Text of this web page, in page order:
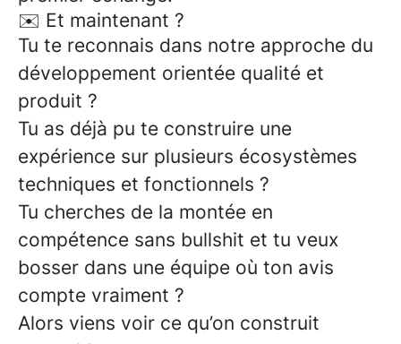
✉️ Et maintenant ?
Tu te reconnais dans notre approche du
développement orientée qualité et
produit ?
Tu as déjà pu te construire une
expérience sur plusieurs écosystèmes
techniques et fonctionnels ?
Tu cherches de la montée en
compétence sans bullshit et tu veux
bosser dans une équipe où ton avis
compte vraiment ?
Alors viens voir ce qu’on construit